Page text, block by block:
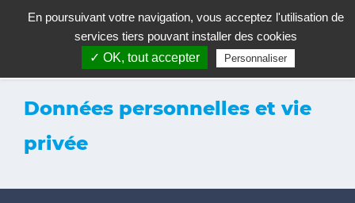
Données personnelles et vie
privée
En poursuivant votre navigation, vous acceptez l'utilisation de
services tiers pouvant installer des cookies
✓ OK, tout accepter
Personnaliser